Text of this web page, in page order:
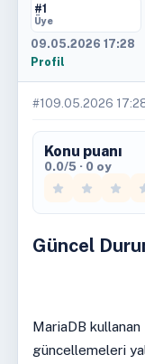
#1
Üye
09.05.2026 17:28
Profil
#1 09.05.2026
Konu puanı
0.0/5 · 0 oy
Güncel
MariaDB
güncellemeleri